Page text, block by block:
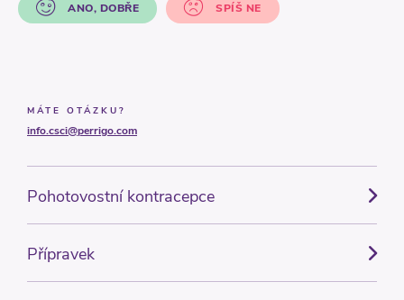
ANO, DOBŘE SPÍŠ NE
MÁTE OTÁZKU?
info.csci@perrigo.com
Pohotovostní kontracepce
Přípravek